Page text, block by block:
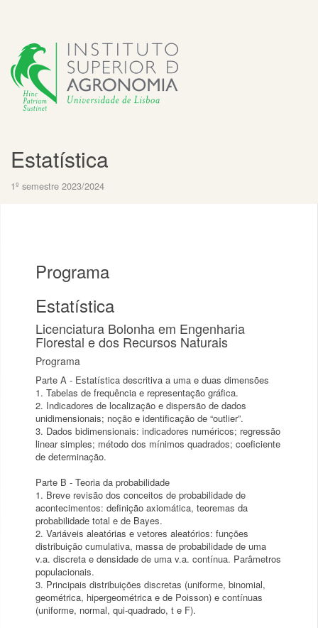
Estatística
1º semestre 2023/2024
Programa
Estatística
Licenciatura Bolonha em Engenharia
Florestal e dos Recursos Naturais
Programa
Parte A - Estatística descritiva a uma e duas dimensões
1. Tabelas de frequência e representação gráfica.
2. Indicadores de localização e dispersão de dados
unidimensionais; noção e identificação de “outlier”.
3. Dados bidimensionais: indicadores numéricos; regressão
linear simples; método dos mínimos quadrados; coeficiente
de determinação.
Parte B - Teoria da probabilidade
1. Breve revisão dos conceitos de probabilidade de
acontecimentos: definição axiomática, teoremas da
probabilidade total e de Bayes.
2. Variáveis aleatórias e vetores aleatórios: funções
distribuição cumulativa, massa de probabilidade de uma
v.a. discreta e densidade de uma v.a. contínua. Parâmetros
populacionais.
3. Principais distribuições discretas (uniforme, binomial,
geométrica, hipergeométrica e de Poisson) e contínuas
(uniforme, normal, qui-quadrado, t e F).